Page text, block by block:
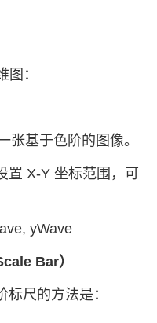
：
张基于色阶的图像。
X-Y 坐标范围，可
yWave
Bar）
尺的方法是：